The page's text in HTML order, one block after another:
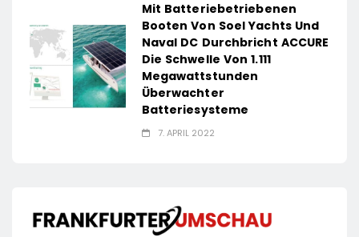
Mit Batteriebetriebenen
Booten Von Soel Yachts Und
Naval DC Durchbricht ACCURE
Die Schwelle Von 1.111
Megawattstunden
Überwachter
Batteriesysteme
7. APRIL 2022